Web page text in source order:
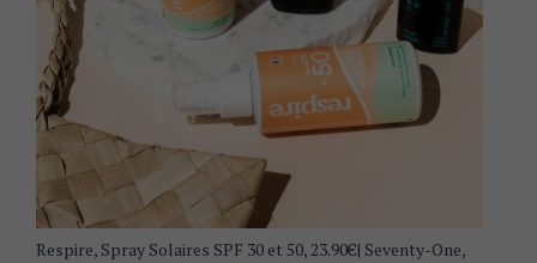
Respire, Spray Solaires SPF 30 et 50, 23.90€| Seventy-One,